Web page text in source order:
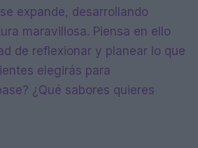
expande, desarrollando
maravillosa. Piensa en ello
de reflexionar y planear lo que
elegirás para
¿Qué sabores quieres